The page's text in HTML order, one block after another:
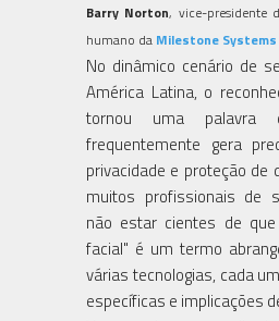
Barry Norton, vice-presidente
humano da Milestone Systems
No dinâmico cenário de
América Latina, o
tornou uma palavra
frequentemente gera
privacidade e proteção de
muitos profissionais de
não estar cientes de que
facial" é um termo
várias tecnologias, cada
específicas e implicações